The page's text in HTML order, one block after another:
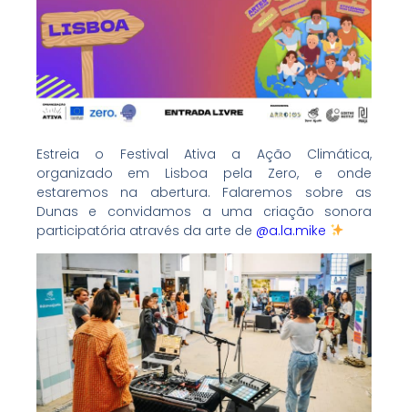
Estreia o Festival Ativa a Ação Climática,
organizado em Lisboa pela Zero, e onde
estaremos na abertura. Falaremos sobre as
Dunas e convidamos a uma criação sonora
participatória através da arte de @a.la.mike